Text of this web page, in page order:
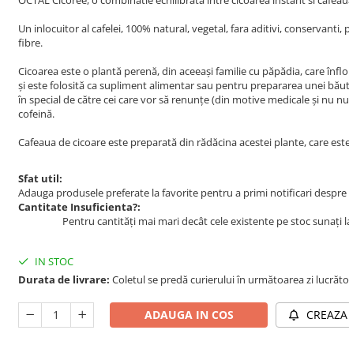
Un inlocuitor al cafelei, 100% natural, vegetal, fara aditivi, conservanti,
fibre.
Cicoarea este o plantă perenă, din aceeași familie cu păpădia, care
și este folosită ca supliment alimentar sau pentru prepararea unei
în special de către cei care vor să renunțe (din motive medicale și nu
cofeină.
Cafeaua de cicoare este preparată din rădăcina acestei plante, care
Sfat util:
Adauga produsele preferate la favorite pentru a primi notificari
Cantitate Insuficienta?:
Pentru cantități mai mari decât cele existente pe stoc sunați
IN STOC
Durata de livrare: Coletul se predă curierului în următoarea zi
ADAUGA IN COS